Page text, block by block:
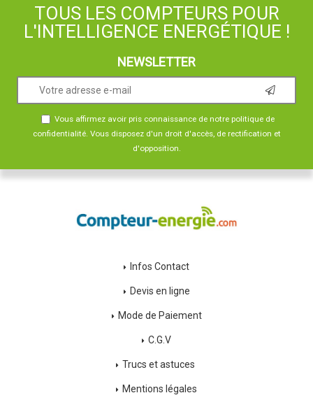
TOUS LES COMPTEURS POUR
L'INTELLIGENCE ENERGÉTIQUE !
NEWSLETTER
Vous affirmez avoir pris connaissance de notre politique de
confidentialité. Vous disposez d'un droit d'accès, de rectification et
d'opposition.
Infos Contact
Devis en ligne
Mode de Paiement
C.G.V
Trucs et astuces
Mentions légales